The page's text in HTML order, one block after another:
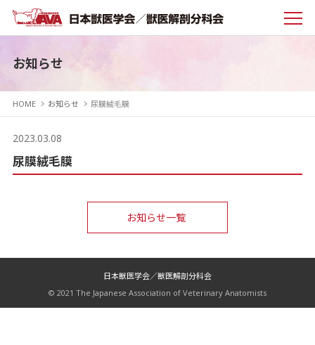
お知らせ
HOME お知らせ 尿膜絨毛膜
2023.03.08
尿膜絨毛膜
お知らせ一覧
日本獣医学会／獣医解剖分科会
© 2021 The Japanese Association of Veterinary Anatomists